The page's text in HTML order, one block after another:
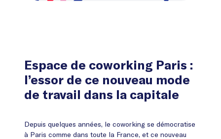
Espace de coworking Paris :
l’essor de ce nouveau mode
de travail dans la capitale
Depuis quelques années, le coworking se démocratise
à Paris comme dans toute la France, et ce nouveau